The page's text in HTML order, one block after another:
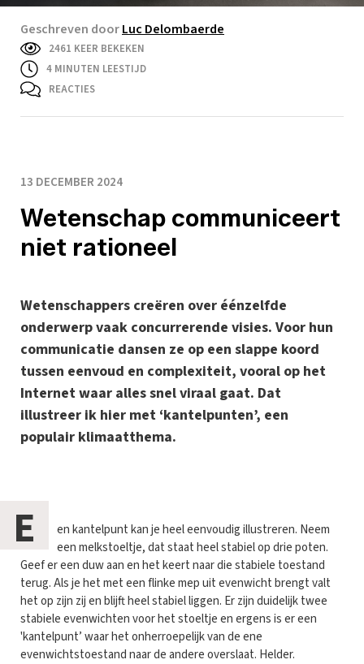
Geschreven doorLuc Delombaerde
2461 KEER BEKEKEN
4 MINUTEN LEESTIJD
REACTIES
13 DECEMBER 2024
Wetenschap communiceert
niet rationeel
Wetenschappers creëren over éénzelfde
onderwerp vaak concurrerende visies. Voor hun
communicatie dansen ze op een slappe koord
tussen eenvoud en complexiteit, vooral op het
Internet waar alles snel viraal gaat. Dat
illustreer ik hier met ‘kantelpunten’, een
populair klimaatthema.
E
en kantelpunt kan je heel eenvoudig illustreren. Neem
een melkstoeltje, dat staat heel stabiel op drie poten.
Geef er een duw aan en het keert naar die stabiele toestand
terug. Als je het met een flinke mep uit evenwicht brengt valt
het op zijn zij en blijft heel stabiel liggen. Er zijn duidelijk twee
stabiele evenwichten voor het stoeltje en ergens is er een
'kantelpunt’ waar het onherroepelijk van de ene
evenwichtstoestand naar de andere overslaat. Helder.